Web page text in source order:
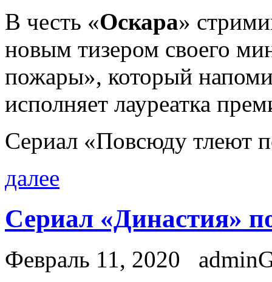
В честь «Оскара»
новым тизером своего
пожары», который
исполняет лауреатка
Сериал «Повсюду тлеют
далее
Сериал «Династия»
Февраль 11, 2020